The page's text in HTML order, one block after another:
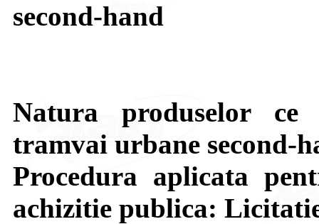
second-hand
Natura produselor ce
tramvai urbane second-
Procedura aplicata
achizitie publica: